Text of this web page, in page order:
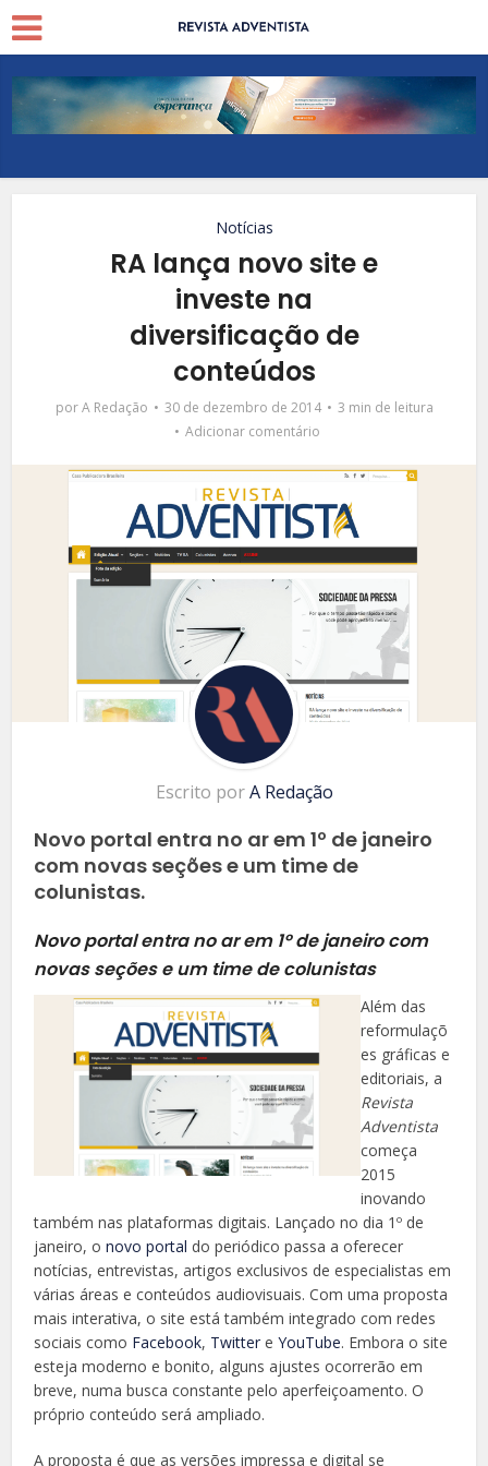
Notícias
RA lança novo site e
investe na
diversificação de
conteúdos
por A Redação 30 de dezembro de 2014
3 min de leitura
Adicionar comentário
Escrito porA Redação
Novo portal entra no ar em 1º de janeiro
com novas seções e um time de
colunistas.
Novo portal entra no ar em 1º de janeiro com
novas seções e um time de colunistas
Além das
reformulaçõ
es gráficas e
editoriais, a
Revista
Adventista
começa
2015
inovando
também nas plataformas digitais. Lançado no dia 1º de
janeiro, onovo portal do periódico passa a oferecer
notícias, entrevistas, artigos exclusivos de especialistas em
várias áreas e conteúdos audiovisuais. Com uma proposta
mais interativa, o site está também integrado com redes
sociais como Facebook, Twitter eYouTube. Embora o site
esteja moderno e bonito, alguns ajustes ocorrerão em
breve, numa busca constante pelo aperfeiçoamento. O
próprio conteúdo será ampliado.
A proposta é que as versões impressa e digital se